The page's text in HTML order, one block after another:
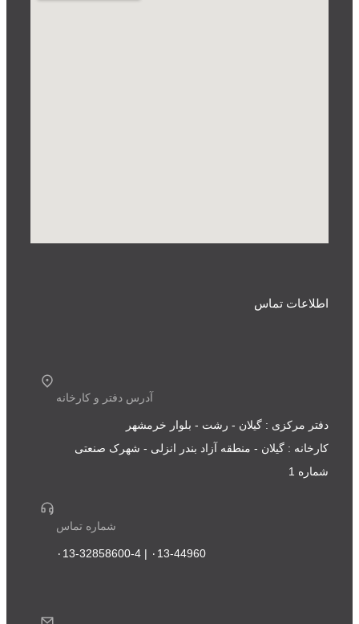
اطلاعات تماس
آدرس دفتر و کارخانه
دفتر مرکزی : گیلان - رشت - بلوار خرمشهر
کارخانه : گیلان - منطقه آزاد بندر انزلی - شهرک صنعتی
شماره 1
شماره تماس
۰13-44960 | ۰13-32858600-4